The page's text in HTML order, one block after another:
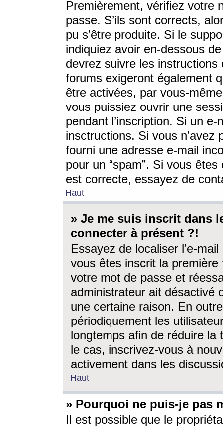
Premièrement, vérifiez votre
passe. S’ils sont corrects,
pu s’être produite. Si le
indiquiez avoir en-dessous
devrez suivre les
forums exigeront également
être activées, par vous-
vous puissiez ouvrir une
pendant l’inscription. Si un
insctructions. Si vous n’avez
fourni une adresse e-mail
pour un “spam”. Si vous
est correcte, essayez de
Haut
» Je me suis inscrit dans
connecter à présent ?!
Essayez de localiser l’e-
vous êtes inscrit la première
votre mot de passe et
administrateur ait désactivé
une certaine raison. En
périodiquement les
longtemps afin de réduire la
le cas, inscrivez-vous à
activement dans les
Haut
» Pourquoi ne puis-je pas
Il est possible que le